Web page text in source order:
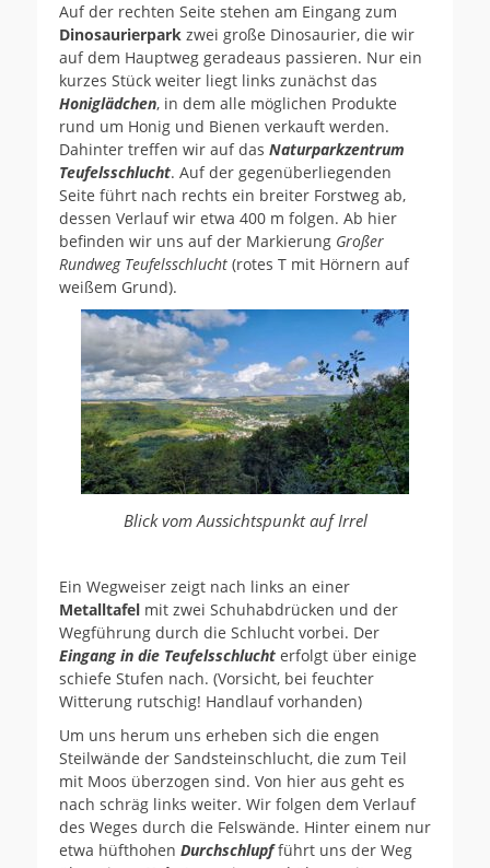
Auf der rechten Seite stehen am Eingang zum
Dinosaurierpark zwei große Dinosaurier, die wir
auf dem Hauptweg geradeaus passieren. Nur ein
kurzes Stück weiter liegt links zunächst das
Honiglädchen, in dem alle möglichen Produkte
rund um Honig und Bienen verkauft werden.
Dahinter treffen wir auf das Naturparkzentrum
Teufelsschlucht. Auf der gegenüberliegenden
Seite führt nach rechts ein breiter Forstweg ab,
dessen Verlauf wir etwa 400 m folgen. Ab hier
befinden wir uns auf der Markierung Großer
Rundweg Teufelsschlucht (rotes T mit Hörnern auf
weißem Grund).
Blick vom Aussichtspunkt auf Irrel
Ein Wegweiser zeigt nach links an einer
Metalltafel mit zwei Schuhabdrücken und der
Wegführung durch die Schlucht vorbei. Der
Eingang in die Teufelsschlucht erfolgt über einige
schiefe Stufen nach. (Vorsicht, bei feuchter
Witterung rutschig! Handlauf vorhanden)
Um uns herum uns erheben sich die engen
Steilwände der Sandsteinschlucht, die zum Teil
mit Moos überzogen sind. Von hier aus geht es
nach schräg links weiter. Wir folgen dem Verlauf
des Weges durch die Felswände. Hinter einem nur
etwa hüfthohen Durchschlupfführt uns der Weg